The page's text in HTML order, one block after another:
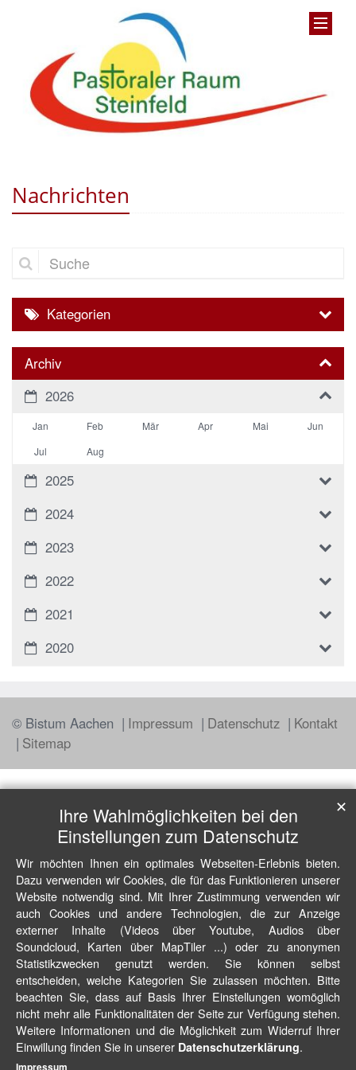
Nachrichten
Suche
Kategorien
Archiv
2026
Jan Feb Mär Apr Mai
Jun
Jul
Aug
2025
2024
2023
2022
2021
2020
© Bistum Aachen Impressum Datenschutz
Kontakt
Sitemap
Ihre Wahlmöglichkeiten bei den
Einstellungen zum Datenschutz
Wir möchten Ihnen ein optimales Webseiten-Erlebnis bieten.
Dazu verwenden wir Cookies, die für das Funktionieren unserer
Website notwendig sind. Mit Ihrer Zustimmung verwenden wir
auch Cookies und andere Technologien, die zur Anzeige
externer Inhalte (Videos über Youtube, Audios über
Soundcloud, Karten über MapTiler ...) oder zu anonymen
Statistikzwecken genutzt werden. Sie können selbst
entscheiden, welche Kategorien Sie zulassen möchten. Bitte
beachten Sie, dass auf Basis Ihrer Einstellungen womöglich
nicht mehr alle Funktionalitäten der Seite zur Verfügung stehen.
Weitere Informationen und die Möglichkeit zum Widerruf Ihrer
Einwillung finden Sie in unserer Datenschutzerklärung.
✕
Impressum